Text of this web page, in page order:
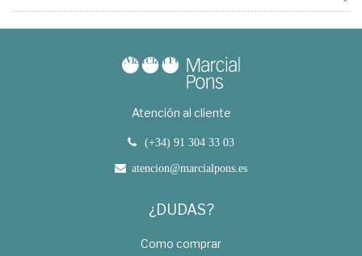
Atención al cliente
(+34) 91 304 33 03
atencion@marcialpons.es
¿DUDAS?
Como comprar